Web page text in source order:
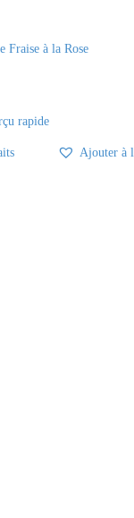
Fraise à la Rose
rapide
Ajouter à